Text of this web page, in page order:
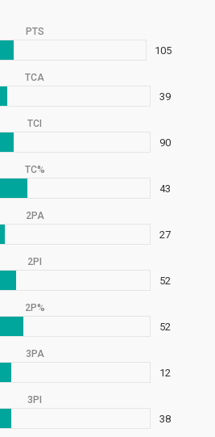
PTS
105
TCA
39
TCI
90
TC%
43
2PA
27
2PI
52
2P%
52
3PA
12
3PI
38